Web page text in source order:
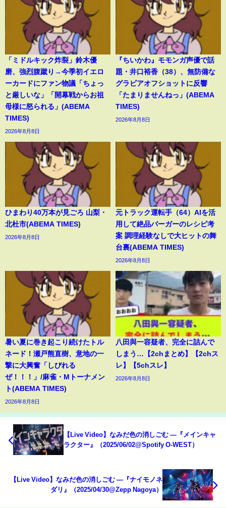
「ミドルキック炸裂」鈴木優
磨、強烈腹蹴り→今季初イエロ
ーカードにファン物議「ちょっ
と厳しいな」「開幕戦からお祖
母様に怒られる」(ABEMA
TIMES)
2026年8月8日
『ちいかわ』モモンガ声優で話
題・井口裕香（38）、無防備な
グラビアオフショットに反響
「たまりませんねっ」(ABEMA
TIMES)
2026年8月8日
ひまわり40万本が見ごろ 山梨・
北杜市(ABEMA TIMES)
2026年8月8日
元トラック運転手（64）AIを活
用して絶品バーガーのレシピ考
案 調理経験なしで大ヒットの舞
台裏(ABEMA TIMES)
2026年8月8日
暑い夏に巻き起こり続けたトル
ネード！瀬戸熊直樹、意地の一
撃に大興奮「しびれる
ぜ！！！」/麻雀・Mトーナメン
ト(ABEMA TIMES)
2026年8月8日
八田與一容疑者、完全に詰んで
しまう…【2chまとめ】【2chス
レ】【5chスレ】
2026年8月8日
【Live Video】なみだ色の消しごむ ―『メインキャ
ラクター』（2025/06/02@Spotify O-WEST）
【Live Video】なみだ色の消しごむ ―『ナイモノネ
ダリ』（2025/04/30@Zepp Nagoya）